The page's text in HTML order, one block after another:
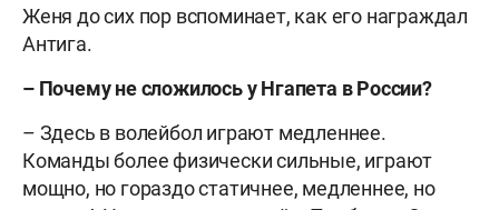
Женя до сих пор вспоминает, как его награждал
Антига.
– Почему не сложилось у Нгапета в России?
– Здесь в волейбол играют медленнее.
Команды более физически сильные, играют
мощно, но гораздо статичнее, медленнее, но